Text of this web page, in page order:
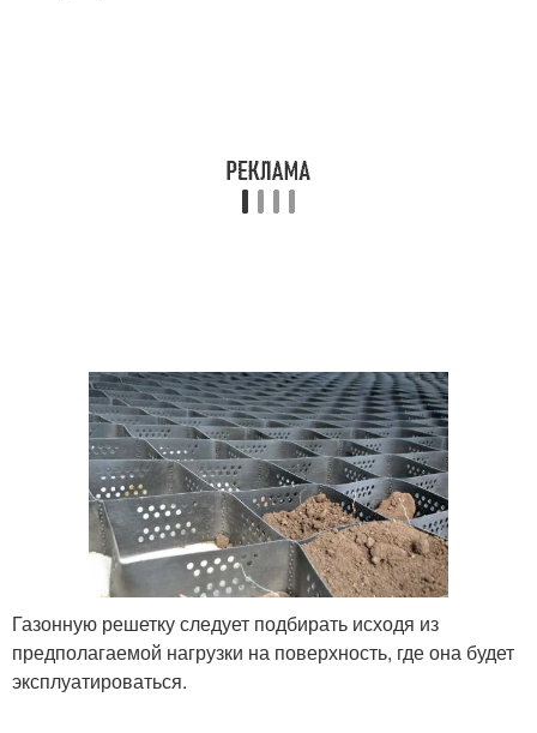
Газонную решетку следует подбирать исходя из
предполагаемой нагрузки на поверхность, где она будет
эксплуатироваться.